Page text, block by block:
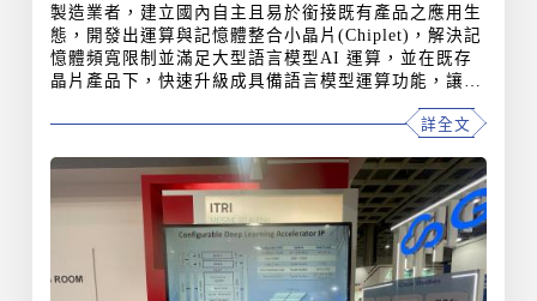
製造業者，建立國內自主且易於銜接既有產品之應用生
態，開發出運算與記憶體整合小晶片(Chiplet)，解決記
憶體頻寬限制並滿足大型語言模型AI 運算，並在既存
晶片產品下，快速升級成具備語言模型運算功能，讓生
I運算中大量資料存取，高速資料交換需求，開發自主
th Memory(HBM)取得不易及價格高昂導致普及不易問
題。本技術運用AI運算與記憶體小晶片堆疊技術，開發
垂直高速傳輸矽智財，將資料傳輸路徑縮短提升速度；
並透過專用型生成式AI
詳全文